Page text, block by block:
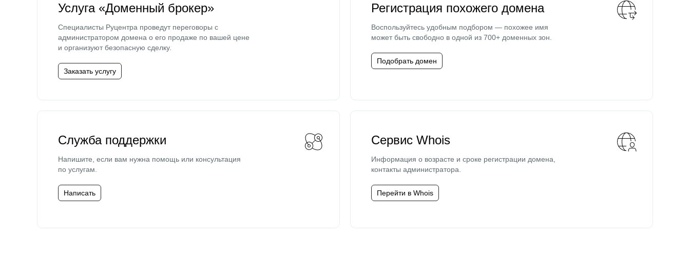
Услуга «Доменный брокер»
Специалисты Руцентра проведут переговоры с
администратором домена о его продаже по вашей цене
и организуют безопасную сделку.
Заказать услугу
Регистрация похожего домена
Воспользуйтесь удобным подбором — похожее имя
может быть свободно в одной из 700+ доменных зон.
Подобрать домен
Служба поддержки
Напишите, если вам нужна помощь или консультация
по услугам.
Написать
Сервис Whois
Информация о возрасте и сроке регистрации домена,
контакты администратора.
Перейти в Whois